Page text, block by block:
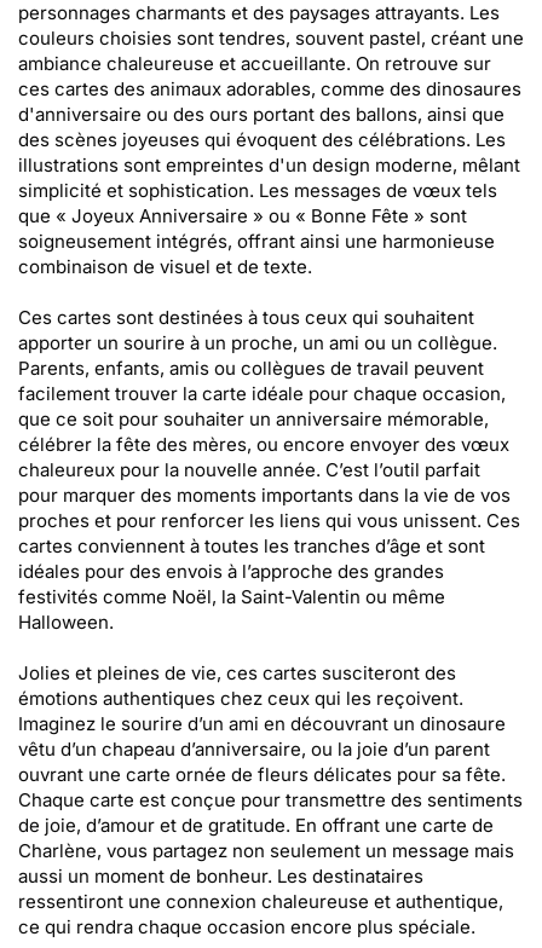
personnages charmants et des paysages attrayants. Les
couleurs choisies sont tendres, souvent pastel, créant une
ambiance chaleureuse et accueillante. On retrouve sur
ces cartes des animaux adorables, comme des dinosaures
d'anniversaire ou des ours portant des ballons, ainsi que
des scènes joyeuses qui évoquent des célébrations. Les
illustrations sont empreintes d'un design moderne, mêlant
simplicité et sophistication. Les messages de vœux tels
que « Joyeux Anniversaire » ou « Bonne Fête » sont
soigneusement intégrés, offrant ainsi une harmonieuse
combinaison de visuel et de texte.
Ces cartes sont destinées à tous ceux qui souhaitent
apporter un sourire à un proche, un ami ou un collègue.
Parents, enfants, amis ou collègues de travail peuvent
facilement trouver la carte idéale pour chaque occasion,
que ce soit pour souhaiter un anniversaire mémorable,
célébrer la fête des mères, ou encore envoyer des vœux
chaleureux pour la nouvelle année. C’est l’outil parfait
pour marquer des moments importants dans la vie de vos
proches et pour renforcer les liens qui vous unissent. Ces
cartes conviennent à toutes les tranches d’âge et sont
idéales pour des envois à l’approche des grandes
festivités comme Noël, la Saint-Valentin ou même
Halloween.
Jolies et pleines de vie, ces cartes susciteront des
émotions authentiques chez ceux qui les reçoivent.
Imaginez le sourire d’un ami en découvrant un dinosaure
vêtu d’un chapeau d’anniversaire, ou la joie d’un parent
ouvrant une carte ornée de fleurs délicates pour sa fête.
Chaque carte est conçue pour transmettre des sentiments
de joie, d’amour et de gratitude. En offrant une carte de
Charlène, vous partagez non seulement un message mais
aussi un moment de bonheur. Les destinataires
ressentiront une connexion chaleureuse et authentique,
ce qui rendra chaque occasion encore plus spéciale.